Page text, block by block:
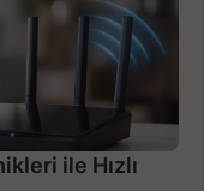
ile Hızlı